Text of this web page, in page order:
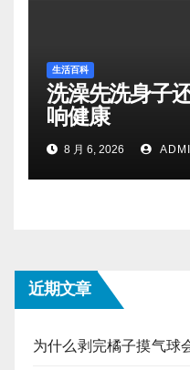
生活百科
洗澡先洗身子
响健康
8 月 6, 2026
近期文章
为什么剥完橘子摸气球